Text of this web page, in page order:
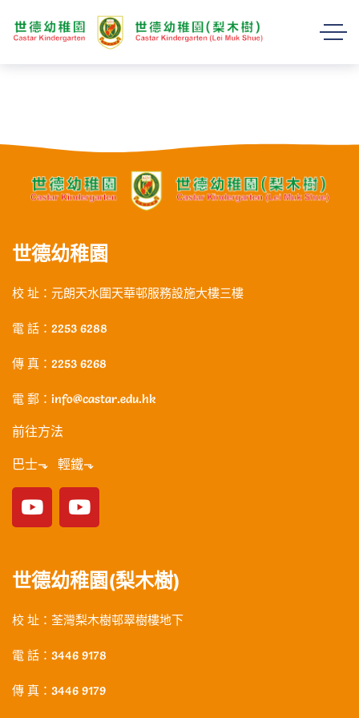
世德幼稚園
校 址：元朗天水圍天華邨服務設施大樓三樓
電 話：2253 6288
傳 真：2253 6268
電 郵：info@castar.edu.hk
前往方法
巴士⬎ 輕鐵⬎
世德幼稚園(梨木樹)
校 址：荃灣梨木樹邨翠樹樓地下
電 話：3446 9178
傳 真：3446 9179